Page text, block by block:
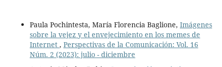
Paula Pochintesta, María Florencia Baglione, Imágenes
sobre la vejez y el envejecimiento en los memes de
Internet , Perspectivas de la Comunicación: Vol. 16
Núm. 2 (2023): julio - diciembre